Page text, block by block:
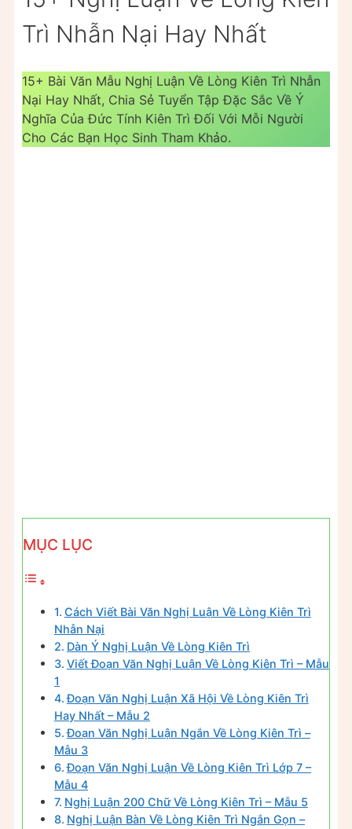
Trì Nhẫn Nại Hay Nhất
15+ Bài Văn Mẫu Nghị Luận Về Lòng Kiên Trì Nhẫn
Nại Hay Nhất, Chia Sẻ Tuyển Tập Đặc Sắc Về Ý
Nghĩa Của Đức Tính Kiên Trì Đối Với Mỗi Người
Cho Các Bạn Học Sinh Tham Khảo.
MỤC LỤC
Cách Viết Bài Văn Nghị Luận Về Lòng Kiên Trì
Nhẫn Nại
Dàn Ý Nghị Luận Về Lòng Kiên Trì
Viết Đoạn Văn Nghị Luận Về Lòng Kiên Trì – Mẫu
1
Đoạn Văn Nghị Luận Xã Hội Về Lòng Kiên Trì
Hay Nhất – Mẫu 2
Đoạn Văn Nghị Luận Ngắn Về Lòng Kiên Trì –
Mẫu 3
Đoạn Văn Nghị Luận Về Lòng Kiên Trì Lớp 7 –
Mẫu 4
Nghị Luận 200 Chữ Về Lòng Kiên Trì – Mẫu 5
Nghị Luận Bàn Về Lòng Kiên Trì Ngắn Gọn –